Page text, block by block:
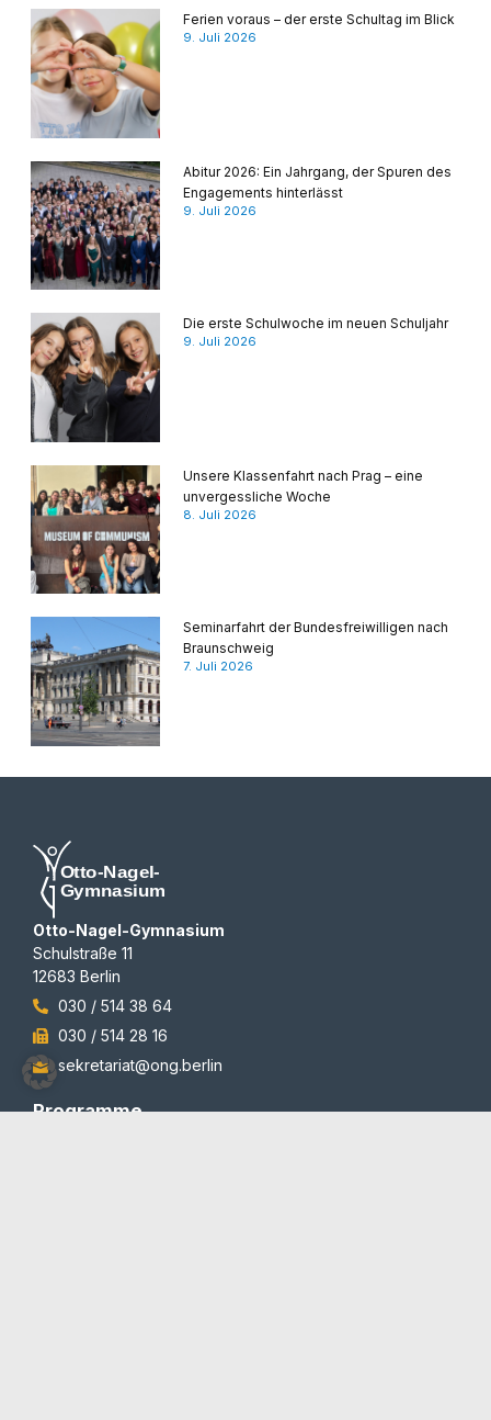
Ferien voraus – der erste Schultag im Blick
9. Juli 2026
Abitur 2026: Ein Jahrgang, der Spuren des
Engagements hinterlässt
9. Juli 2026
Die erste Schulwoche im neuen Schuljahr
9. Juli 2026
Unsere Klassenfahrt nach Prag – eine
unvergessliche Woche
8. Juli 2026
Seminarfahrt der Bundesfreiwilligen nach
Braunschweig
7. Juli 2026
Otto-Nagel-Gymnasium
Schulstraße 11
12683 Berlin
030 / 514 38 64
030 / 514 28 16
sekretariat@ong.berlin
Programme